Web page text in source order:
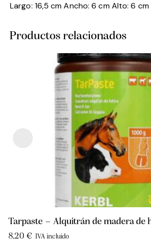
Largo: 16,5 cm Ancho: 6 cm Alto: 6 cm
Productos relacionados
Tarpaste – Alquitrán de madera de
8,20 € IVA incluido